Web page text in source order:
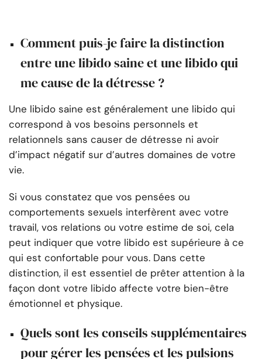
Comment puis-je faire la distinction
entre une libido saine et une libido qui
me cause de la détresse ?
Une libido saine est généralement une libido qui
correspond à vos besoins personnels et
relationnels sans causer de détresse ni avoir
d’impact négatif sur d’autres domaines de votre
vie.
Si vous constatez que vos pensées ou
comportements sexuels interfèrent avec votre
travail, vos relations ou votre estime de soi, cela
peut indiquer que votre libido est supérieure à ce
qui est confortable pour vous. Dans cette
distinction, il est essentiel de prêter attention à la
façon dont votre libido affecte votre bien-être
émotionnel et physique.
Quels sont les conseils supplémentaires
pour gérer les pensées et les pulsions